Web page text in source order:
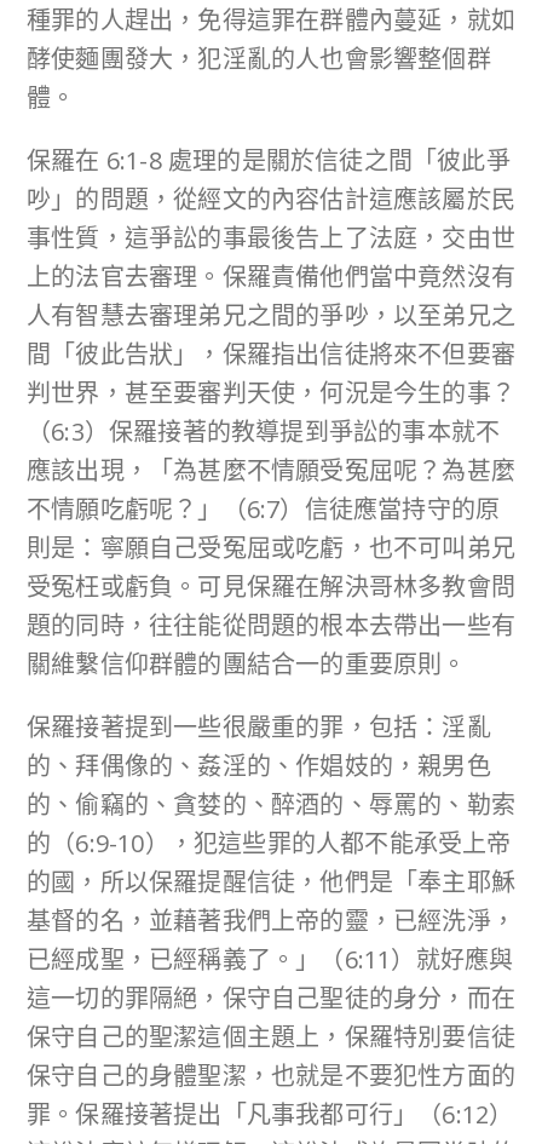
種罪的人趕出，免得這罪在群體內蔓延，就如
酵使麵團發大，犯淫亂的人也會影響整個群
體。
保羅在 6:1-8 處理的是關於信徒之間「彼此爭
吵」的問題，從經文的內容估計這應該屬於民
事性質，這爭訟的事最後告上了法庭，交由世
上的法官去審理。保羅責備他們當中竟然沒有
人有智慧去審理弟兄之間的爭吵，以至弟兄之
間「彼此告狀」，保羅指出信徒將來不但要審
判世界，甚至要審判天使，何況是今生的事？
（6:3）保羅接著的教導提到爭訟的事本就不
應該出現，「為甚麼不情願受冤屈呢？為甚麼
不情願吃虧呢？」（6:7）信徒應當持守的原
則是：寧願自己受冤屈或吃虧，也不可叫弟兄
受冤枉或虧負。可見保羅在解決哥林多教會問
題的同時，往往能從問題的根本去帶出一些有
關維繫信仰群體的團結合一的重要原則。
保羅接著提到一些很嚴重的罪，包括：淫亂
的、拜偶像的、姦淫的、作娼妓的，親男色
的、偷竊的、貪婪的、醉酒的、辱罵的、勒索
的（6:9-10），犯這些罪的人都不能承受上帝
的國，所以保羅提醒信徒，他們是「奉主耶穌
基督的名，並藉著我們上帝的靈，已經洗淨，
已經成聖，已經稱義了。」（6:11）就好應與
這一切的罪隔絕，保守自己聖徒的身分，而在
保守自己的聖潔這個主題上，保羅特別要信徒
保守自己的身體聖潔，也就是不要犯性方面的
罪。保羅接著提出「凡事我都可行」（6:12）